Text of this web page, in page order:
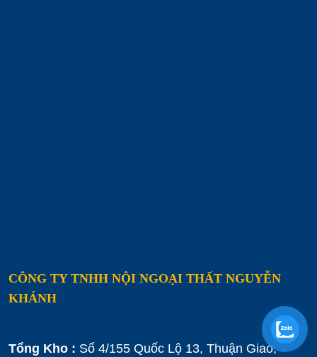
CÔNG TY TNHH NỘI NGOẠI THẤT NGUYỄN
KHÁNH
Tổng Kho : Số 4/155 Quốc Lộ 13, Thuận Giao,